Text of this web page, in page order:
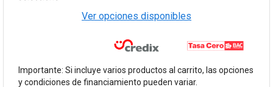
Ver opciones disponibles
Importante: Si incluye varios productos al carrito, las opciones
y condiciones de financiamiento pueden variar.